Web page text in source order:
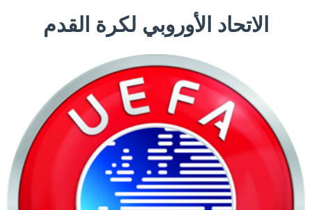
الاتحاد الأوروبي لكرة القدم